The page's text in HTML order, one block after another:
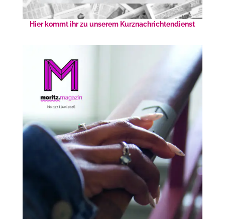
Hier kommt ihr zu unserem Kurznachrichtendienst